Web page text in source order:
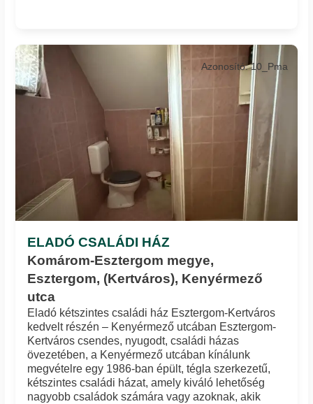
ELADÓ CSALÁDI HÁZ
Komárom-Esztergom megye,
Esztergom, (Kertváros), Kenyérmező
utca
Azonosító: 10_Pma
Eladó kétszintes családi ház Esztergom-Kertváros
kedvelt részén – Kenyérmező utcában Esztergom-
Kertváros csendes, nyugodt, családi házas
övezetében, a Kenyérmező utcában kínálunk
megvételre egy 1986-ban épült, tégla szerkezetű,
kétszintes családi házat, amely kiváló lehetőség
nagyobb családok számára vagy azoknak, akik